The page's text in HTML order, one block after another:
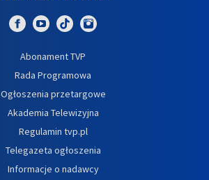
Abonament TVP
Rada Programowa
Ogłoszenia przetargowe
Akademia Telewizyjna
Regulamin tvp.pl
Telegazeta ogłoszenia
Informacje o nadawcy